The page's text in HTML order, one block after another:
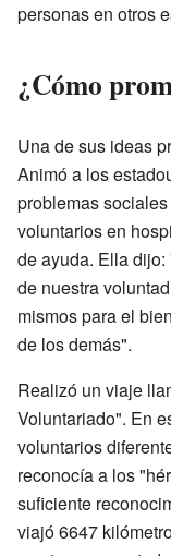
personas en otros
¿Cómo
Una de sus ideas
Animó a los
problemas
voluntarios en
de ayuda. Ella
de nuestra
mismos para el
de los demás".
Realizó un viaje
Voluntariado". En
voluntarios
reconocía a los
suficiente
viajó 6647